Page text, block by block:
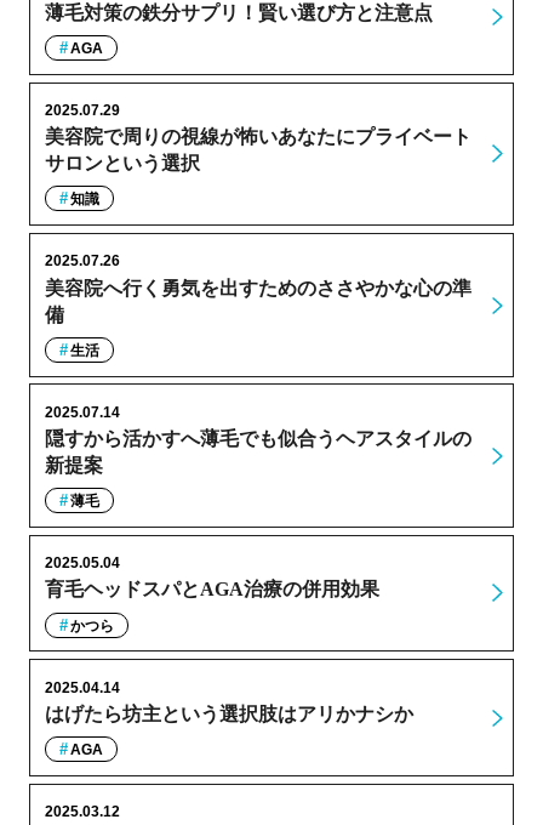
薄毛対策の鉄分サプリ！賢い選び方と注意点
AGA
美容院で周りの視線が怖いあなたにプライベート
サロンという選択
2025.07.29
知識
美容院へ行く勇気を出すためのささやかな心の準
備
2025.07.26
生活
隠すから活かすへ薄毛でも似合うヘアスタイルの
新提案
2025.07.14
薄毛
育毛ヘッドスパとAGA治療の併用効果
2025.05.04
かつら
はげたら坊主という選択肢はアリかナシか
2025.04.14
AGA
2025.03.12